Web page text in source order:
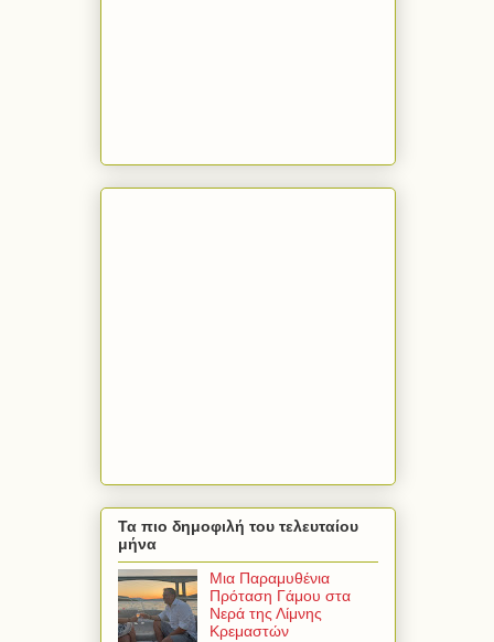
Τα πιο δημοφιλή του τελευταίου
μήνα
Μια Παραμυθένια
Πρόταση Γάμου στα
Νερά της Λίμνης
Κρεμαστών